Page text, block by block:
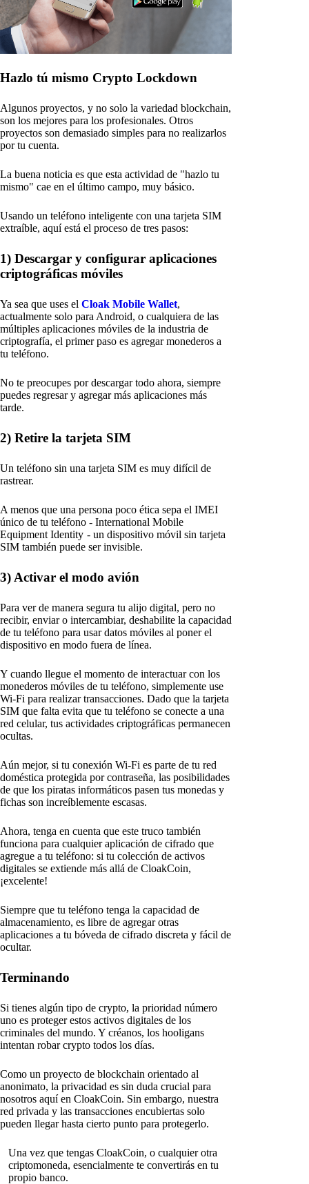
Hazlo tú mismo Crypto Lockdown
Algunos proyectos, y no solo la variedad blockchain,
son los mejores para los profesionales. Otros
proyectos son demasiado simples para no realizarlos
por tu cuenta.
La buena noticia es que esta actividad de "hazlo tu
mismo" cae en el último campo, muy básico.
Usando un teléfono inteligente con una tarjeta SIM
extraíble, aquí está el proceso de tres pasos:
1) Descargar y configurar aplicaciones
criptográficas móviles
Ya sea que uses el Cloak Mobile Wallet,
actualmente solo para Android, o cualquiera de las
múltiples aplicaciones móviles de la industria de
criptografía, el primer paso es agregar monederos a
tu teléfono.
No te preocupes por descargar todo ahora, siempre
puedes regresar y agregar más aplicaciones más
tarde.
2) Retire la tarjeta SIM
Un teléfono sin una tarjeta SIM es muy difícil de
rastrear.
A menos que una persona poco ética sepa el IMEI
único de tu teléfono - International Mobile
Equipment Identity - un dispositivo móvil sin tarjeta
SIM también puede ser invisible.
3) Activar el modo avión
Para ver de manera segura tu alijo digital, pero no
recibir, enviar o intercambiar, deshabilite la capacidad
de tu teléfono para usar datos móviles al poner el
dispositivo en modo fuera de línea.
Y cuando llegue el momento de interactuar con los
monederos móviles de tu teléfono, simplemente use
Wi-Fi para realizar transacciones. Dado que la tarjeta
SIM que falta evita que tu teléfono se conecte a una
red celular, tus actividades criptográficas permanecen
ocultas.
Aún mejor, si tu conexión Wi-Fi es parte de tu red
doméstica protegida por contraseña, las posibilidades
de que los piratas informáticos pasen tus monedas y
fichas son increíblemente escasas.
Ahora, tenga en cuenta que este truco también
funciona para cualquier aplicación de cifrado que
agregue a tu teléfono: si tu colección de activos
digitales se extiende más allá de CloakCoin,
¡excelente!
Siempre que tu teléfono tenga la capacidad de
almacenamiento, es libre de agregar otras
aplicaciones a tu bóveda de cifrado discreta y fácil de
ocultar.
Terminando
Si tienes algún tipo de crypto, la prioridad número
uno es proteger estos activos digitales de los
criminales del mundo. Y créanos, los hooligans
intentan robar crypto todos los días.
Como un proyecto de blockchain orientado al
anonimato, la privacidad es sin duda crucial para
nosotros aquí en CloakCoin. Sin embargo, nuestra
red privada y las transacciones encubiertas solo
pueden llegar hasta cierto punto para protegerlo.
Una vez que tengas CloakCoin, o cualquier otra
criptomoneda, esencialmente te convertirás en tu
propio banco.